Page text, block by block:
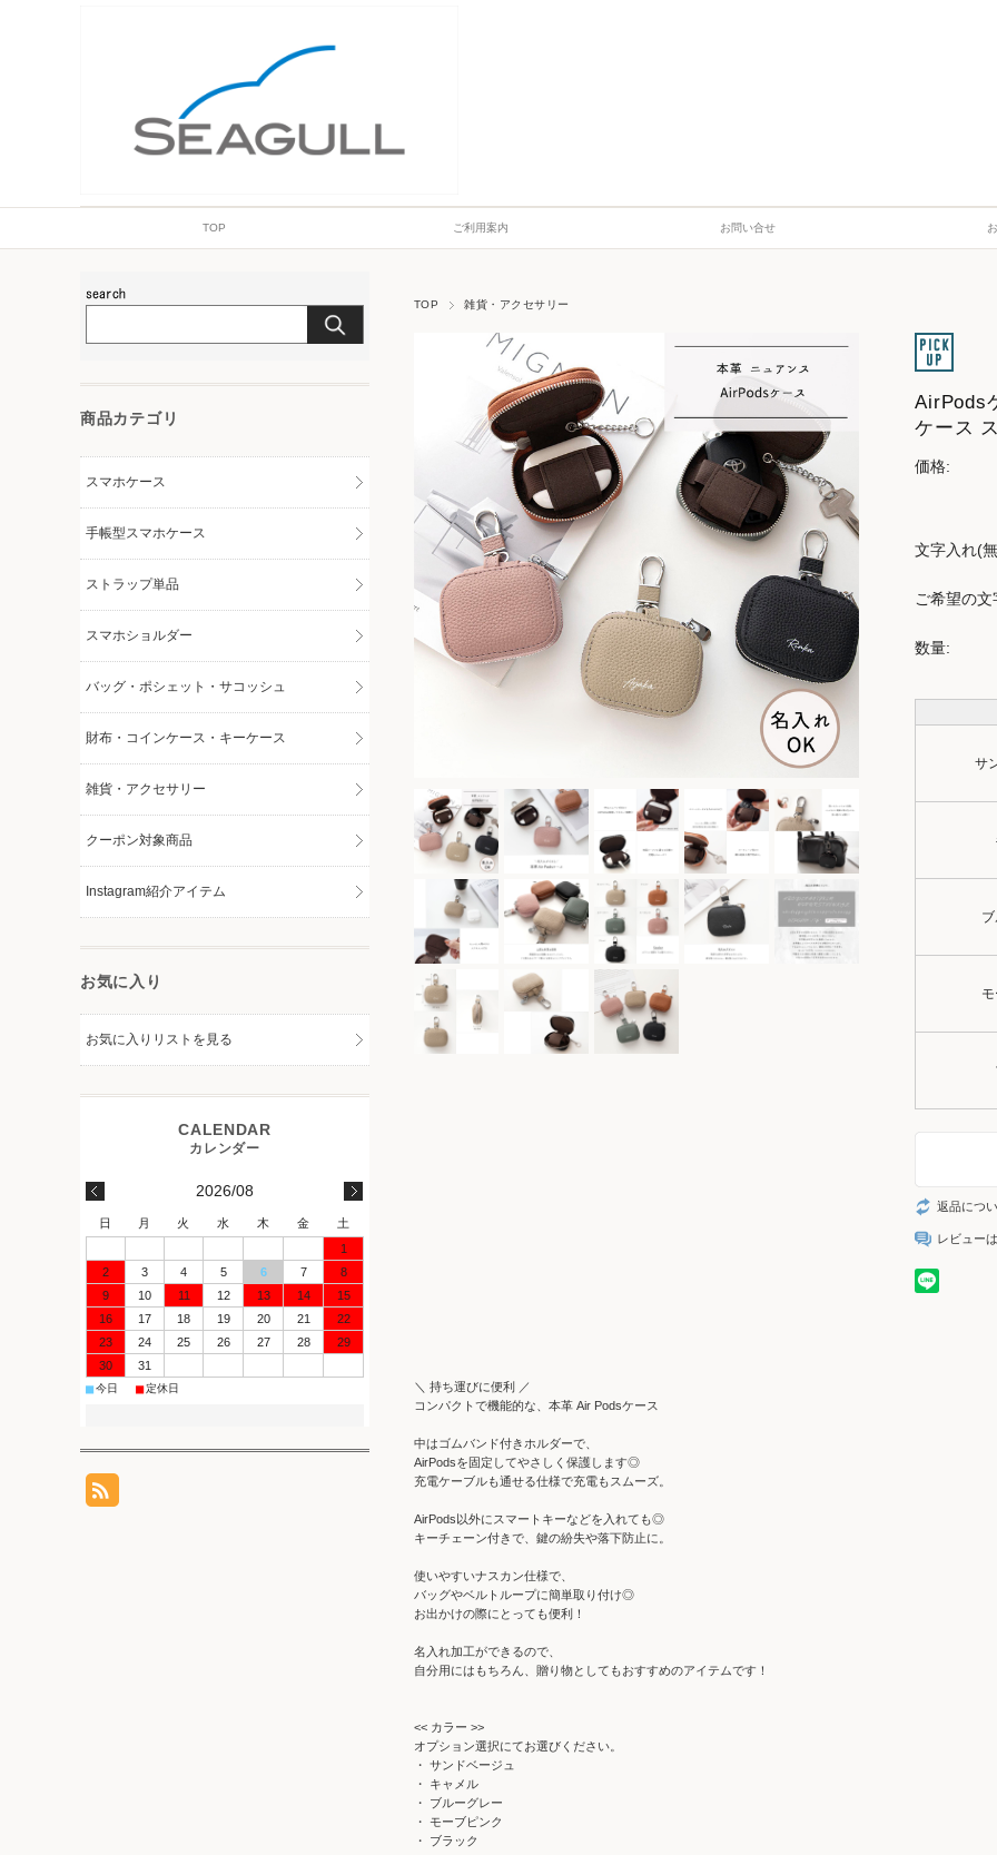
TOP ご利用案内 お問い合せ
TOP 雑貨・アクセサリー
AirPods
ケース
価格:
文字入れ(
ご希望の
数量:
サ
返品につ
レビュー
＼ 持ち運びに便利 ／
コンパクトで機能的な、本革 Air Podsケース
中はゴムバンド付きホルダーで、
AirPodsを固定してやさしく保護します◎
充電ケーブルも通せる仕様で充電もスムーズ。
AirPods以外にスマートキーなどを入れても◎
キーチェーン付きで、鍵の紛失や落下防止に。
使いやすいナスカン仕様で、
バッグやベルトループに簡単取り付け◎
お出かけの際にとっても便利！
名入れ加工ができるので、
自分用にはもちろん、贈り物としてもおすすめのアイテムです！
<< カラー >>
オプション選択にてお選びください。
・ サンドベージュ
・ キャメル
・ ブルーグレー
・ モーブピンク
・ ブラック
商品カテゴリ
スマホケース
手帳型スマホケース
ストラップ単品
スマホショルダー
バッグ・ポシェット・サコッシュ
財布・コインケース・キーケース
雑貨・アクセサリー
クーポン対象商品
Instagram紹介アイテム
お気に入り
お気に入りリストを見る
2026/08
日 月 火 水 木 金
土
1
2
3 4 5 6 7
8
9
10 11 12 13 14
15
16
17 18 19 20 21
22
23
24 25 26 27 28
29
30
31
■今日 ■定休日